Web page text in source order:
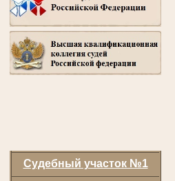
Судебный участок №1